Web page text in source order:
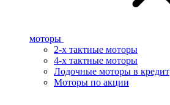
моторы
2-х тактные моторы
4-х тактные моторы
Лодочные моторы в кредит
Моторы по акции